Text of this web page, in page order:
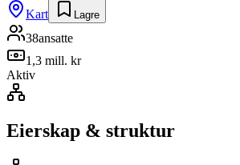
Kart
Lagre
38ansatte
1,3 mill. kr
Aktiv
Eierskap & struktur